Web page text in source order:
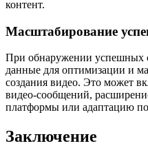
контент.
Масштабирование
При обнаружении успешных
данные для оптимизации и
создания видео. Это может
видео-сообщений,
платформы или адаптацию
Заключение